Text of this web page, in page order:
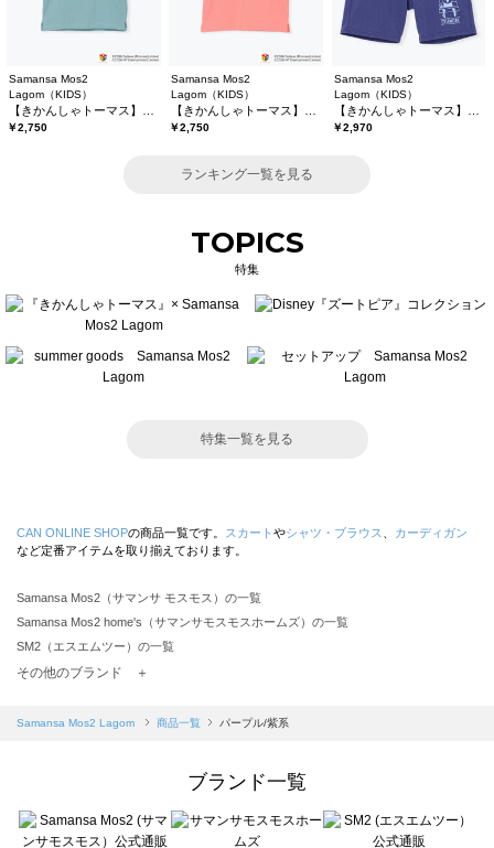
Samansa Mos2
Lagom（KIDS）
￥2,750
Samansa Mos2
Lagom（KIDS）
￥2,750
Samansa Mos2
Lagom（KIDS）
￥2,970
ランキング一覧を見る
TOPICS
特集
特集一覧を見る
CAN ONLINE SHOPの商品一覧です。 スカート やシャツ・ブラウス
カーディガン
など定番アイテムを取り揃えております。
Samansa Mos2（サマンサ モスモス）の一覧
Samansa Mos2 home's（サマンサモスモスホームズ）の一覧
SM2（エスエムツー）の一覧
TSUHARU by Samansa Mos2（ツハルバイサマンサモスモス）の一覧
Samansa Mos2 blue（サマンサモスモス ブルー）の一覧
Te chichi（テチチ）の一覧
Te chichi CLASSIC（テチチ クラシック）の一覧
その他のブランド ＋
Samansa Mos2 Lagom 商品一覧 パープル/紫系
ブランド一覧